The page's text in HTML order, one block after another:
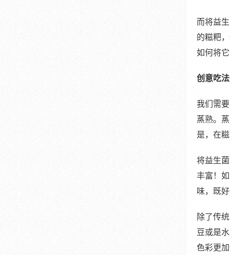
而将益
的糍粑
如何将
创意吃
我们需
蒸熟。
是，在
将益生
丰富！
味，既
除了传
豆或是
色彩更